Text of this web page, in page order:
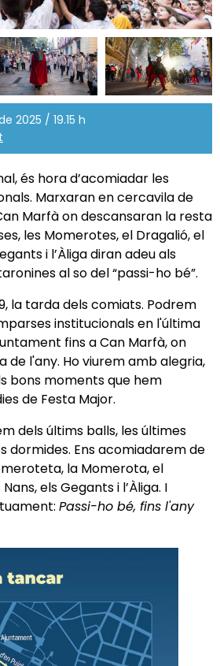
2025 / 19.15 h
és hora d’acomiadar les
Marxaran en cercavila de
Marfà on descansaran la resta
les Momerotes, el Dragalió, el
i l’Àliga diran adeu als
al so del “passi-ho bé”.
la tarda dels comiats. Podrem
institucionals en l'última
fins a Can Marfà, on
de l'any. Ho viurem amb alegria,
bons moments que hem
de Festa Major.
dels últims balls, les últimes
dormides. Ens acomiadarem de
la Momerota, el
els Gegants i l’Àliga. I
Passi-ho bé, fins l'any